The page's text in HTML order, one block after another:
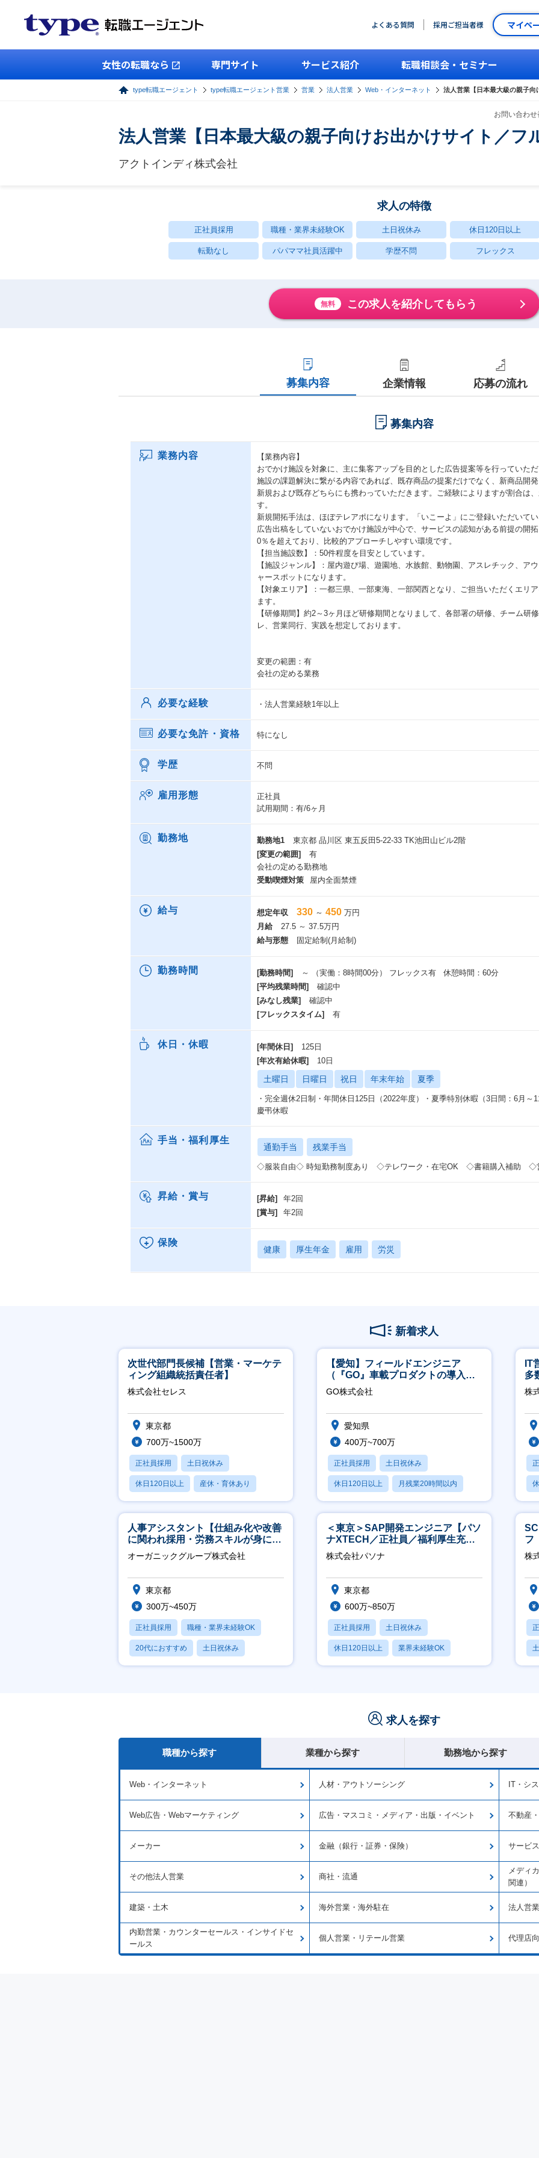
よくある質問 採用ご担当者様 マイペ
女性の転職なら 専門サイト サービス紹介 転職相談会・セミナー
type転職エージェント type転職エージェント営業 営業 法人営業 Web・インターネット 法人営業【日本最大級の親子
お問い合わ
法人営業【日本最大級の親子向けお出かけサイト／フ
アクトインディ株式会社
求人の特徴
正社員採用 職種・業界未経験OK 土日祝休み 休日120日以上
転勤なし パパママ社員活躍中 学歴不問 フレックス
無料 この求人を紹介してもらう
募集内容 企業情報 応募の流れ
募集内容
業務内容
【業務内容】
おでかけ施設を対象に、主に集客アップを目的とした広告提案等を行っていた
施設の課題解決に繋がる内容であれば、既存商品の提案だけでなく、新商品開
新規および既存どちらにも携わっていただきます。ご経験によりますが割合は
す。
新規開拓手法は、ほぼテレアポになります。「いこーよ」にご登録いただいて
広告出稿をしていないおでかけ施設が中心で、サービスの認知がある前提の開
0％を超えており、比較的アプローチしやすい環境です。
【担当施設数】：50件程度を目安としています。
【施設ジャンル】：屋内遊び場、遊園地、水族館、動物園、アスレチック、ア
ャースポットになります。
【対象エリア】：一都三県、一部東海、一部関西となり、ご担当いただくエリ
ます。
【研修期間】約2～3ヶ月ほど研修期間となりまして、各部署の研修、チーム研
レ、営業同行、実践を想定しております。
変更の範囲：有
会社の定める業務
必要な経験 ・法人営業経験1年以上
必要な免許・資格 特になし
学歴 不問
雇用形態
正社員
試用期間：有/6ヶ月
勤務地 勤務地1
東京都 品川区 東五反田5-22-33 TK池田山ビル2階
[変更の範囲]
有
会社の定める勤務地
受動喫煙対策
屋内全面禁煙
給与 想定年収 330 ～ 450 万円
月給
27.5 ～ 37.5万円
給与形態
固定給制(月給制)
勤務時間 [勤務時間]
～ （実働：8時間00分） フレックス有 休憩時間：60分
[平均残業時間]
確認中
[みなし残業]
確認中
[フレックスタイム]
有
休日・休暇 [年間休日]
125日
[年次有給休暇]
10日
土曜日 日曜日 祝日 年末年始 夏季
・完全週休2日制・年間休日125日（2022年度）・夏季特別休暇（3日間：6
慶弔休暇
手当・福利厚生
通勤手当 残業手当
◇服装自由◇ 時短勤務制度あり ◇テレワーク・在宅OK ◇書籍購入補助 ◇
昇給・賞与 [昇給]
年2回
[賞与]
年2回
保険
健康 厚生年金 雇用 労災
新着求人
次世代部門長候補【営業・マーケテ
ィング組織統括責任者】
株式会社セレス
東京都
700万~1500万
正社員採用 土日祝休み
休日120日以上 産休・育休あり
賞与あり
【愛知】フィールドエンジニア
（『GO』車載プロダクトの導入サ
ポート／年休120日／土日祝休／直
行直帰
GO株式会社
愛知県
400万~700万
正社員採用 土日祝休み
休日120日以上 月残業20時間以内
学歴不問
IT
多
リ
株
人事アシスタント【仕組み化や改善
に関われ採用・労務スキルが身につ
く環境／年商120億円超の事業会
社】
オーガニックグループ株式会社
東京都
300万~450万
正社員採用 職種・業界未経験OK
20代におすすめ 土日祝休み
休日120日以上
＜東京＞SAP開発エンジニア【パソ
ナXTECH／正社員／福利厚生充実
◎】
株式会社パソナ
東京都
600万~850万
正社員採用 土日祝休み
休日120日以上 業界未経験OK
産休・育休あり
フ
迎
株
求人を探す
職種から探す 業種から探す 勤務地から探す
Web・インターネット 人材・アウトソーシング IT・シ
Web広告・Webマーケティング 広告・マスコミ・メディア・出版・イベント 不動産
メーカー 金融（銀行・証券・保険） サービ
その他法人営業 商社・流通
メディ
関連）
建築・土木 海外営業・海外駐在 法人営業
内勤営業・カウンターセールス・インサイドセ
ールス
個人営業・リテール営業 代理店